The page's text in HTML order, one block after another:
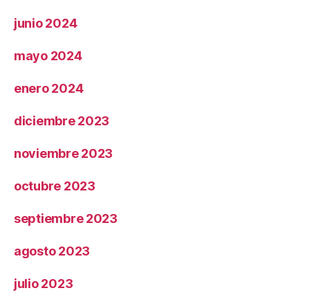
junio 2024
mayo 2024
enero 2024
diciembre 2023
noviembre 2023
octubre 2023
septiembre 2023
agosto 2023
julio 2023